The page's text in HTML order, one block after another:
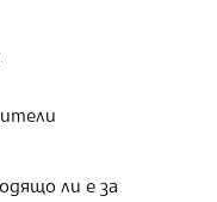
ли е за